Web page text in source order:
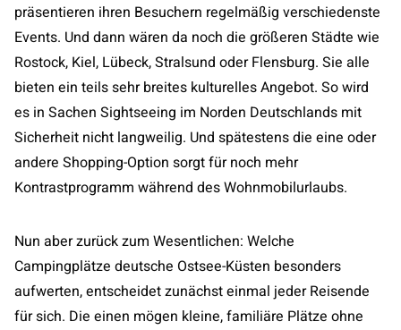
präsentieren ihren Besuchern regelmäßig verschiedenste
Events. Und dann wären da noch die größeren Städte wie
Rostock, Kiel, Lübeck, Stralsund oder Flensburg. Sie alle
bieten ein teils sehr breites kulturelles Angebot. So wird
es in Sachen Sightseeing im Norden Deutschlands mit
Sicherheit nicht langweilig. Und spätestens die eine oder
andere Shopping-Option sorgt für noch mehr
Kontrastprogramm während des Wohnmobilurlaubs.
Nun aber zurück zum Wesentlichen: Welche
Campingplätze deutsche Ostsee-Küsten besonders
aufwerten, entscheidet zunächst einmal jeder Reisende
für sich. Die einen mögen kleine, familiäre Plätze ohne